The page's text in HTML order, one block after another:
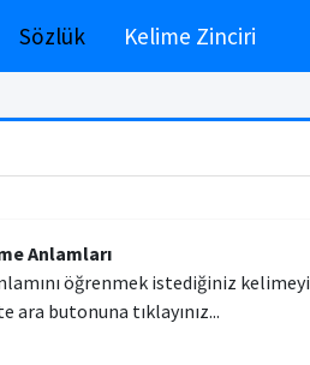
Sözlük Kelime Zinciri
Anlamları
öğrenmek istediğiniz kelimeyi
ara butonuna tıklayınız...